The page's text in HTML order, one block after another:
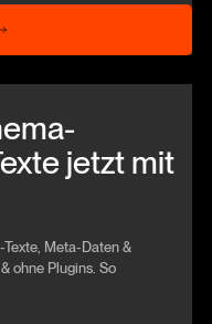
jetzt mit
Meta-Daten &
ohne Plugins. So